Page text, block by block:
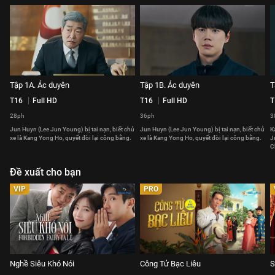
Tập 1A. Ác duyên
T16 Full HD
28ph
Jun Huyn (Lee Jun Young) bị tai nạn, biết chủ
xe là Kang Yong Ho, quyết đòi lại công bằng.
Tập 1B. Ác duyên
T16 Full HD
36ph
Jun Huyn (Lee Jun Young) bị tai nạn, biết chủ
xe là Kang Yong Ho, quyết đòi lại công bằng.
Đề xuất cho bạn
VIP
Nghề Siêu Khó Nói
PRO
Công Tử Bạc Liêu